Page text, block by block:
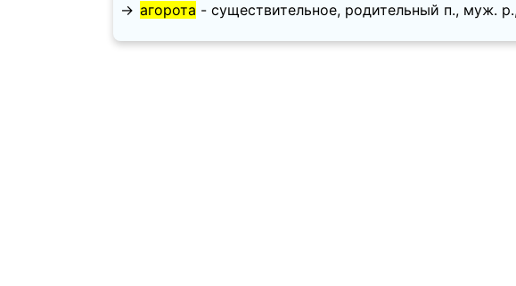
→ агорота - существительное, родительный п., муж.